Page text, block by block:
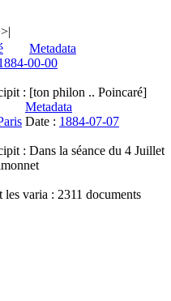
>|
Metadata
00-00
: [ton philon .. Poincaré]
Metadata
Date : 1884-07-07
: Dans la séance du 4 Juillet
les varia : 2311 documents